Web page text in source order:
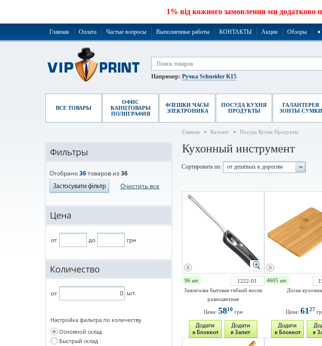
1% від кожного замовлення ми додатково
Главная Оплата Частые вопросы Выполненные работы КОНТАКТЫ Акции Обзоры
Например: Ручка Schneider K15
ВСЕ ТОВАРЫ
ОФИС
КАНЦТОВАРЫ
ПОЛИГРАФИЯ
ФЛЕШКИ ЧАСЫ
ЭЛЕКТРОНИКА
ПОСУДА КУХНЯ
ПРОДУКТЫ
ГАЛАНТЕРЕЯ
ЗОНТЫ СУМКИ
Главная Каталог Посуда Кухня Продукты
Фильтры
Отобрано36товаров из36
Очистить все
Цена
от до грн
Количество
от шт.
Настройка фильтра по количеству
Основной склад
Быстрый склад
Кухонный инструмент
Сортировать по: от дешёвых к дорогим
96 шт.
1222-01
Зажигалка бытовая гибкий носик
разноцветная
Цена: 5810 грн
4605 шт.
Доска
Цена: 6127